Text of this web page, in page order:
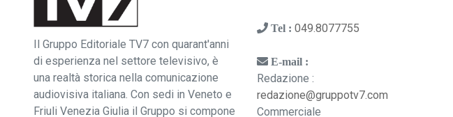
Il Gruppo Editoriale TV7 con quarant'anni
di esperienza nel settore televisivo, è
una realtà storica nella comunicazione
audiovisiva italiana. Con sedi in Veneto e
Friuli Venezia Giulia il Gruppo si compone
Tel : 049.8077755
E-mail :
Redazione :
redazione@gruppotv7.com
Commerciale